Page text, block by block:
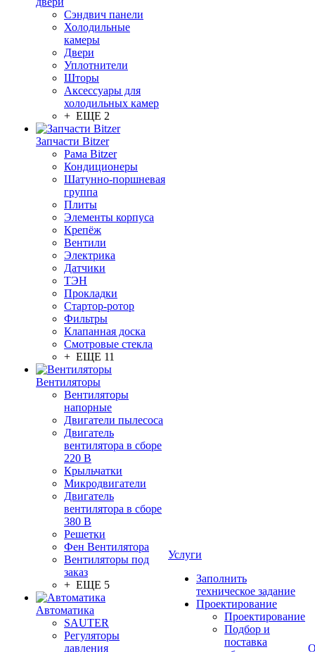
Сэндвич панели
Холодильные
камеры
Двери
Уплотнители
Шторы
Аксессуары для
холодильных камер
+ ЕЩЕ 2
Запчасти Bitzer
Рама Bitzer
Кондиционеры
Шатунно-поршневая
группа
Плиты
Элементы корпуса
Крепёж
Вентили
Электрика
Датчики
ТЭН
Прокладки
Стартор-ротор
Фильтры
Клапанная доска
Смотровые стекла
+ ЕЩЕ 11
Вентиляторы
Вентиляторы
напорные
Двигатели пылесоса
Двигатель
вентилятора в сборе
220 В
Крыльчатки
Микродвигатели
Двигатель
вентилятора в сборе
380 В
Решетки
Фен Вентилятора
Вентиляторы под
заказ
+ ЕЩЕ 5
Автоматика
SAUTER
Регуляторы
давления
Услуги
Заполнить
техническое задание
Проектирование
Проектирование
Подбор и
поставка